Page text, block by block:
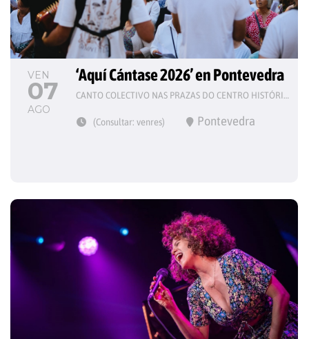
VEN
07
AGO
‘Aquí Cántase 2026’ en Pontevedra
CANTO COLECTIVO NAS PRAZAS DO CENTRO HISTÓRICO
(Consultar: venres) Pontevedra